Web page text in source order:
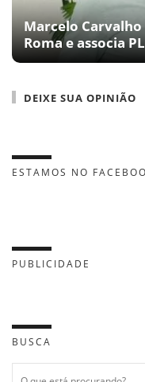
Marcelo
Roma e associa
DEIXE SUA OPINIÃO
ESTAMOS NO
PUBLICIDADE
BUSCA